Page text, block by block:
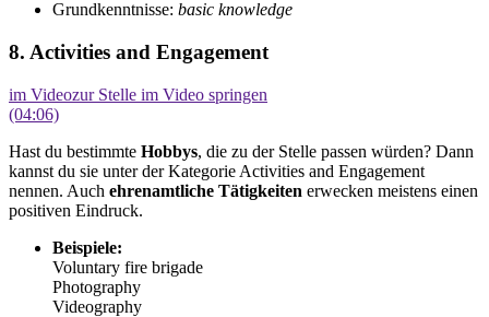
Grundkenntnisse: basic knowledge
8. Activities and Engagement
im Videozur Stelle im Video springen
(04:06)
Hast du bestimmte Hobbys, die zu der Stelle passen würden? Dann
kannst du sie unter der Kategorie Activities and Engagement
nennen. Auch ehrenamtliche Tätigkeiten erwecken meistens einen
positiven Eindruck.
Beispiele:
Voluntary fire brigade
Photography
Videography